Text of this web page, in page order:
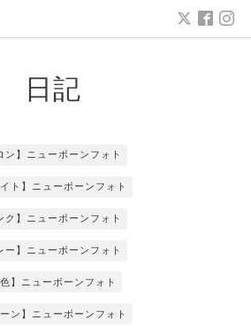
日記
ン】ニューボーンフォト
イト】ニューボーンフォト
ク】ニューボーンフォト
ー】ニューボーンフォト
色】ニューボーンフォト
ーン】ニューボーンフォト